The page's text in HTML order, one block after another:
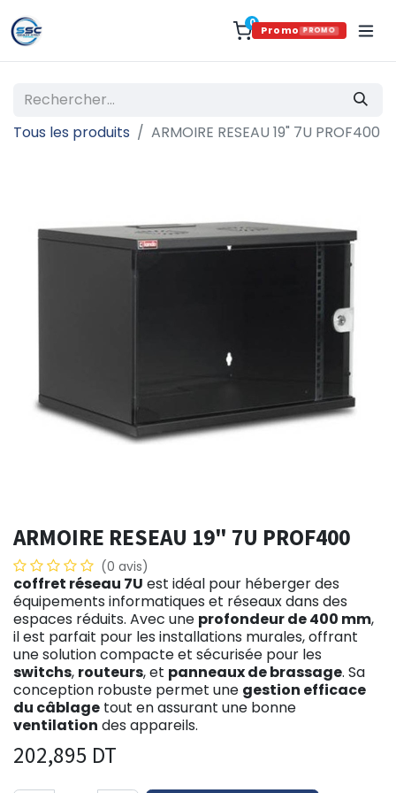
0
Promo PROMO
Tous les produits ARMOIRE RESEAU 19" 7U PROF400
ARMOIRE RESEAU 19" 7U PROF400
(0 avis)
coffret réseau 7U est idéal pour héberger des
équipements informatiques et réseaux dans des
espaces réduits. Avec une profondeur de 400 mm,
il est parfait pour les installations murales, offrant
une solution compacte et sécurisée pour les
switchs, routeurs, et panneaux de brassage. Sa
conception robuste permet une gestion efficace
du câblage tout en assurant une bonne
ventilation des appareils.
202,895 DT